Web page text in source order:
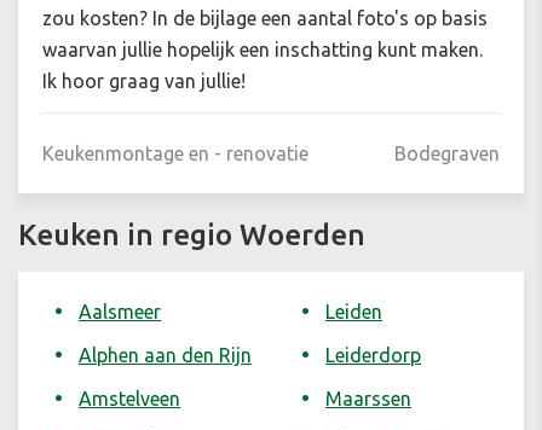
zou kosten? In de bijlage een aantal foto's op basis
waarvan jullie hopelijk een inschatting kunt maken.
Ik hoor graag van jullie!
Keukenmontage en - renovatie Bodegraven
Keuken in regio Woerden
Aalsmeer
Alphen aan den Rijn
Amstelveen
Leiden
Leiderdorp
Maarssen